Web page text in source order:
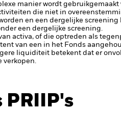
manier wordt gebruikgemaakt
die niet in
en een dergelijke
een dergelijke screening.
activa, of die optreden als
van een in het Fonds
liquiditeit betekent dat er
verkopen.
PRIIP's